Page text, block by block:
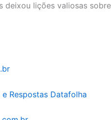
deixou lições valiosas
Respostas Datafolha